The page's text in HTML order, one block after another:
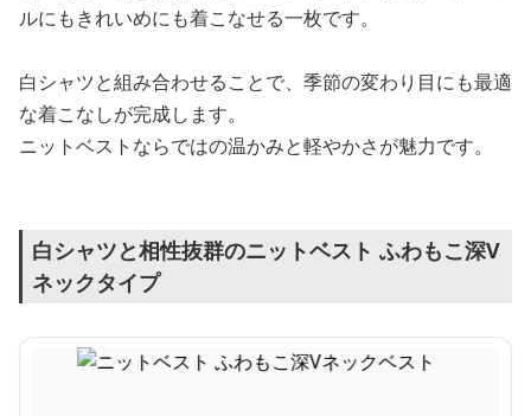
ルにもきれいめにも着こなせる一枚です。
白シャツと組み合わせることで、季節の変わり目にも最適
な着こなしが完成します。
ニットベストならではの温かみと軽やかさが魅力です。
白シャツと相性抜群のニットベスト ふわもこ深V
ネックタイプ